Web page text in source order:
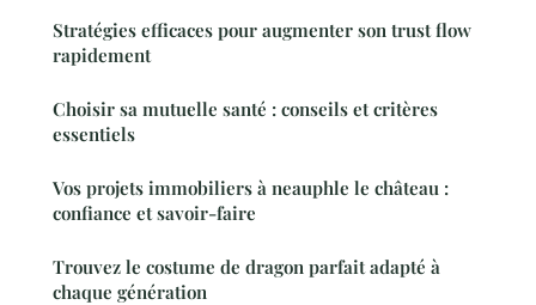
Stratégies efficaces pour augmenter son trust flow
rapidement
Choisir sa mutuelle santé : conseils et critères
essentiels
Vos projets immobiliers à neauphle le château :
confiance et savoir-faire
Trouvez le costume de dragon parfait adapté à
chaque génération